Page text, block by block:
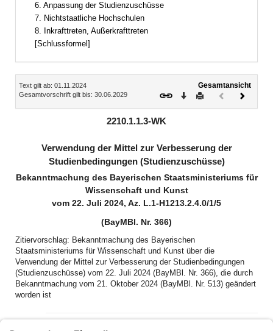
6. Anpassung der Studienzuschüsse
7. Nichtstaatliche Hochschulen
8. Inkrafttreten, Außerkrafttreten
[Schlussformel]
Inhalt
Text gilt ab: 01.11.2024
Gesamtvorschrift gilt bis: 30.06.2029
Gesamtansicht
Download
DruckenVorheriges
2210.1.1.3-WK
Verwendung der Mittel zur Verbesserung der
Studienbedingungen (Studienzuschüsse)
Bekanntmachung des Bayerischen Staatsministeriums für
Wissenschaft und Kunst
vom 22. Juli 2024, Az. L.1-H1213.2.4.0/1/5
(BayMBl. Nr. 366)
Zitiervorschlag: Bekanntmachung des Bayerischen
Staatsministeriums für Wissenschaft und Kunst über die
Verwendung der Mittel zur Verbesserung der Studienbedingungen
(Studienzuschüsse) vom 22. Juli 2024 (BayMBl. Nr. 366), die durch
Bekanntmachung vom 21. Oktober 2024 (BayMBl. Nr. 513) geändert
worden ist